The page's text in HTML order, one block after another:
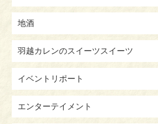
地酒
羽越カレンのスイーツスイーツ
イベントリポート
エンターテイメント